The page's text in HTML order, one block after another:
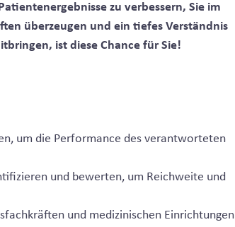
zu verbessern, Sie im
überzeugen und ein tiefes Verständnis
ist diese Chance für Sie!
um die Performance des verantworteten
und bewerten, um Reichweite und
und medizinischen Einrichtungen